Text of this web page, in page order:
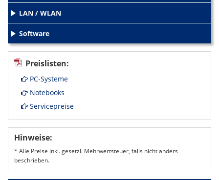
LAN / WLAN
+Software
Preislisten:
PC-Systeme
Notebooks
Servicepreise
Hinweise:
* Alle Preise inkl. gesetzl. Mehrwertsteuer, falls nicht anders
beschrieben.